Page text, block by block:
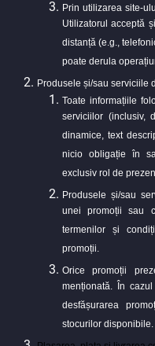
Prin utilizarea site-
Utilizatorul acceptă
distanță (e.g.,
poate derula
Produsele și/sau serviciile
Toate informațiile
serviciilor
dinamice, text
nicio obligație în
exclusiv rol de
Produsele și/sau
unei promoții sau
termenilor și
promoții.
Orice promoții
menționată. În
desfășurarea
stocurilor disponibile.